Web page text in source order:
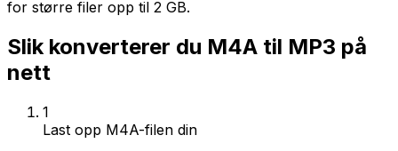
for større filer opp til 2 GB.
Slik konverterer du M4A til MP3 på
nett
1
Last opp M4A-filen din